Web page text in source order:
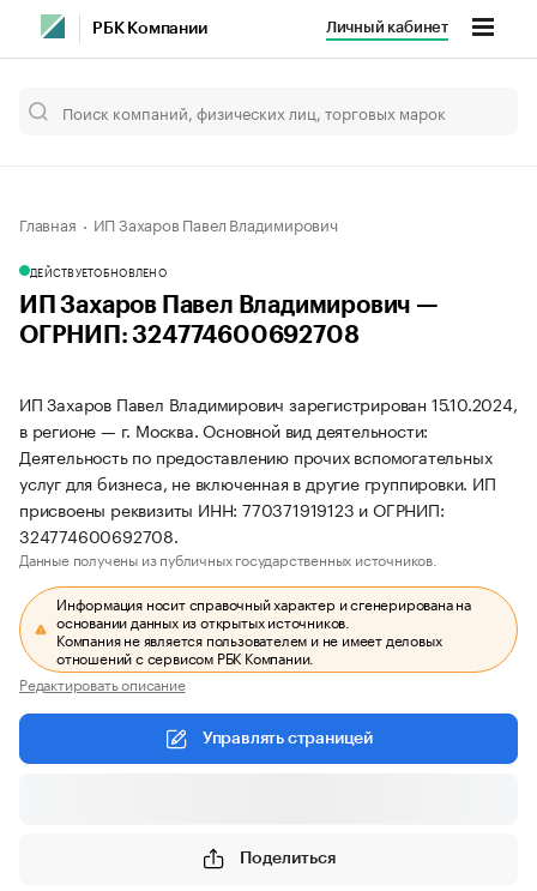
РБК Компании Личный кабинет
Главная ИП Захаров Павел Владимирович
ДЕЙСТВУЕТОБНОВЛЕНО
ИП Захаров Павел Владимирович —
ОГРНИП: 324774600692708
ИП Захаров Павел Владимирович зарегистрирован 15.10.2024,
в регионе — г. Москва. Основной вид деятельности:
Деятельность по предоставлению прочих вспомогательных
услуг для бизнеса, не включенная в другие группировки. ИП
присвоены реквизиты ИНН: 770371919123 и ОГРНИП:
324774600692708.
Данные получены из публичных государственных источников.
Информация носит справочный характер и сгенерирована на
основании данных из открытых источников.
Компания не является пользователем и не имеет деловых
отношений с сервисом РБК Компании.
Редактировать описание
Управлять страницей
Поделиться